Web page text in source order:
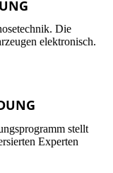
Die
elektronisch.
stellt
Experten